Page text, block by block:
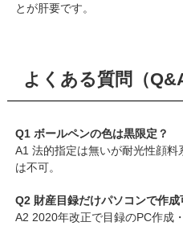
とが肝要です。
よくある質問（
Q1 ボールペンの色は黒限定？
A1 法的指定は無いが耐光性顔
は不可。
Q2 財産目録だけパソコンで作成
A2 2020年改正で目録のPC作成